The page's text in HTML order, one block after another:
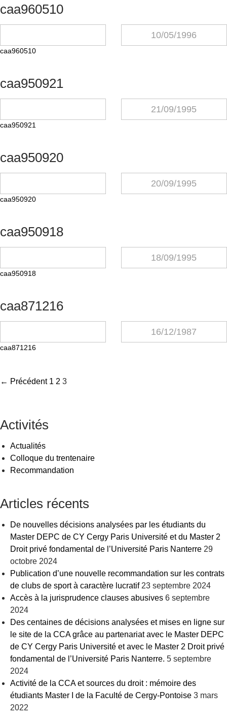
caa960510
10/05/1996
caa960510
caa950921
21/09/1995
caa950921
caa950920
20/09/1995
caa950920
caa950918
18/09/1995
caa950918
caa871216
16/12/1987
caa871216
Navigation
← Précédent 1 2 3
Activités
Actualités
Colloque du trentenaire
Recommandation
Articles récents
De nouvelles décisions analysées par les étudiants du
Master DEPC de CY Cergy Paris Université et du Master 2
Droit privé fondamental de l’Université Paris Nanterre 29
octobre 2024
Publication d’une nouvelle recommandation sur les contrats
de clubs de sport à caractère lucratif 23 septembre 2024
Accès à la jurisprudence clauses abusives 6 septembre
2024
Des centaines de décisions analysées et mises en ligne sur
le site de la CCA grâce au partenariat avec le Master DEPC
de CY Cergy Paris Université et avec le Master 2 Droit privé
fondamental de l’Université Paris Nanterre. 5 septembre
2024
Activité de la CCA et sources du droit : mémoire des
étudiants Master I de la Faculté de Cergy-Pontoise 3 mars
2022